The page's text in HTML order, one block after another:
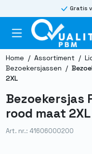
Gratis
Home / Assortiment /
Bezoekersjassen /
2XL
Bezoekersjas
rood maat 2XL
Art. nr.: 41606000200